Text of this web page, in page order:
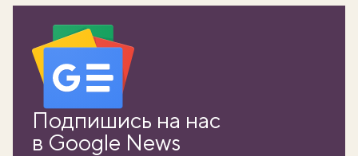
Подпишись на нас
в Google News